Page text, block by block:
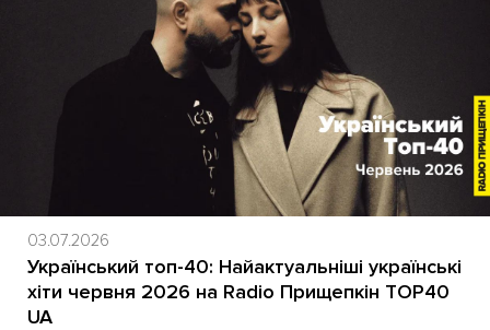
03.07.2026
Український топ-40: Найактуальніші українські
хіти червня 2026 на Radio Прищепкін TOP40
UA